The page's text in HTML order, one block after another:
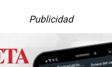
Publicidad